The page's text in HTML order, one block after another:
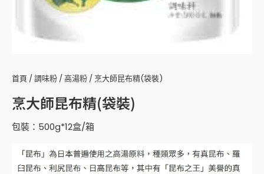
首頁 /調味粉 /高湯粉 / 烹大師昆布精(袋裝)
烹大師昆布精(袋裝)
包裝：500g*12盒/箱